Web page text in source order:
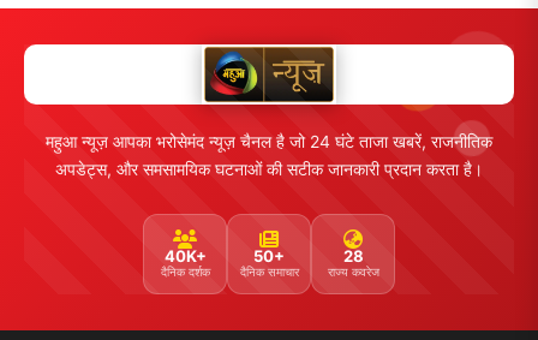
महुआ न्यूज़ आपका भरोसेमंद न्यूज़ चैनल है जो 24 घंटे ताजा खबरें, राजनीतिक
अपडेट्स, और समसामयिक घटनाओं की सटीक जानकारी प्रदान करता है।
40K+
दैनिक दर्शक
50+
दैनिक समाचार
28
राज्य कवरेज